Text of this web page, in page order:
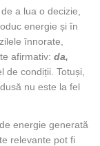
a lua o decizie,
energie și în
înnorate,
afirmativ: da,
condiții. Totuși,
nu este la fel
energie generată
relevante pot fi